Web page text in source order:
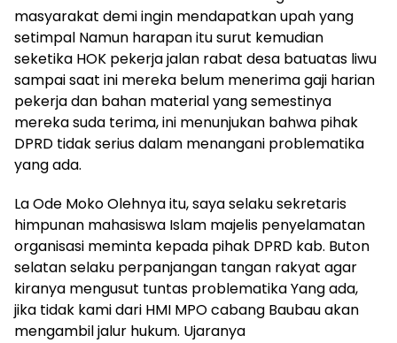
masyarakat demi ingin mendapatkan upah yang
setimpal Namun harapan itu surut kemudian
seketika HOK pekerja jalan rabat desa batuatas liwu
sampai saat ini mereka belum menerima gaji harian
pekerja dan bahan material yang semestinya
mereka suda terima, ini menunjukan bahwa pihak
DPRD tidak serius dalam menangani problematika
yang ada.
La Ode Moko Olehnya itu, saya selaku sekretaris
himpunan mahasiswa Islam majelis penyelamatan
organisasi meminta kepada pihak DPRD kab. Buton
selatan selaku perpanjangan tangan rakyat agar
kiranya mengusut tuntas problematika Yang ada,
jika tidak kami dari HMI MPO cabang Baubau akan
mengambil jalur hukum. Ujaranya